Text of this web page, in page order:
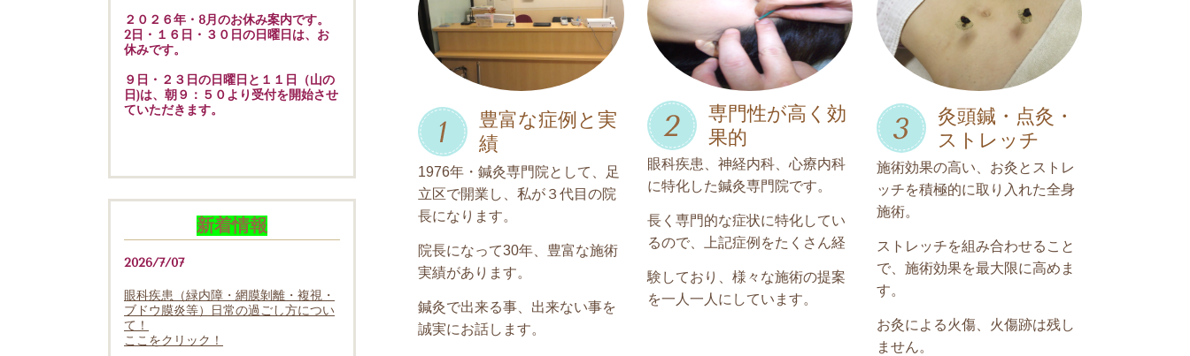
豊富な症例と実
績
1976年・鍼灸専門院として、足
立区で開業し、私が３代目の院
長になります。
院長になって30年、豊富な施術
実績があります。
鍼灸で出来る事、出来ない事を
誠実にお話します。
専門性が高く効
果的
眼科疾患、神経内科、心療内科
に特化した鍼灸専門院です。
長く専門的な症状に特化してい
るので、上記症例をたくさん経
験しており、 様々な施術の提案
を一人一人にしています。
灸頭鍼・点灸・
ストレッチ
施術効果の高い、お灸とストレ
ッチを積極的に取り入れた全身
施術。
ストレッチを組み合わせること
で、施術効果を最大限に高めま
す。
お灸による火傷、火傷跡は残し
ません。
２０２６年・8月のお休み案内です。
2日・１６日・３０日の日曜日は、お
休みです。
９日・２３日の日曜日と１１日（山の
日)は、朝９：５０より受付を開始させ
ていただきます。
新着情報
2026/7/07
眼科疾患（緑内障・網膜剝離・複視・
ブドウ膜炎等）日常の過ごし方につい
て！
ここをクリック！